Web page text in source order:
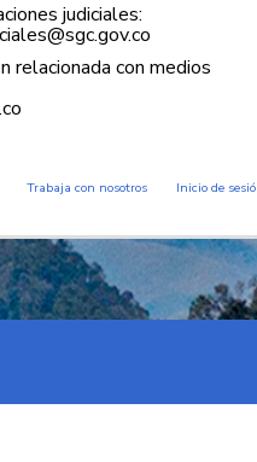
judiciales:
relacionada con medios
Trabaja con nosotros Inicio de